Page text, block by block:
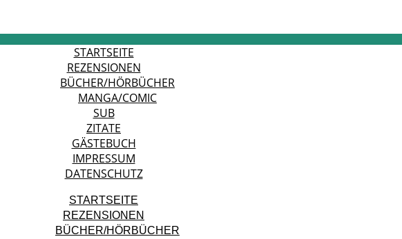
STARTSEITE
REZENSIONEN
BÜCHER/HÖRBÜCHER
MANGA/COMIC
SUB
ZITATE
GÄSTEBUCH
IMPRESSUM
DATENSCHUTZ
STARTSEITE
REZENSIONEN
BÜCHER/HÖRBÜCHER